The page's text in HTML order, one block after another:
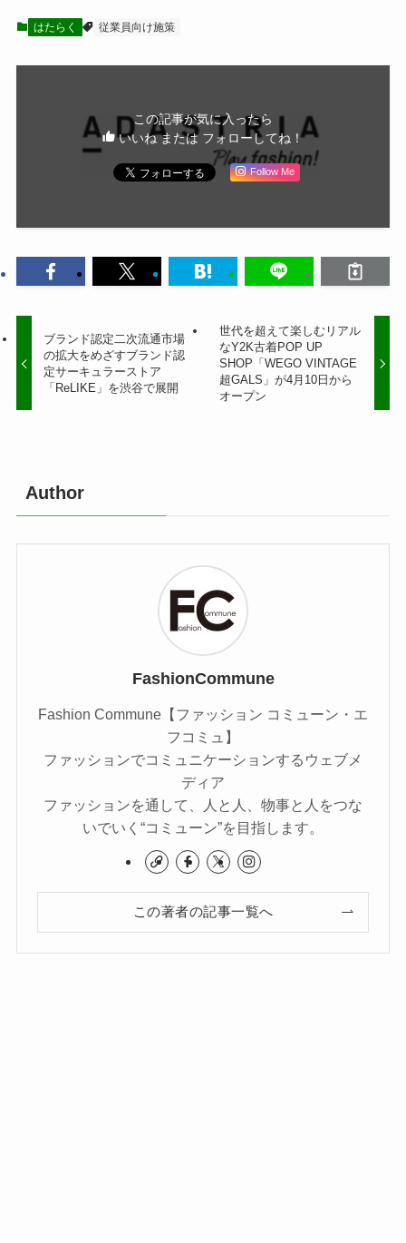
はたらく 従業員向け施策
この記事が気に入ったら
いいね または フォローしてね！
Follow Me
ブランド認定二次流通市場
の拡大をめざすブランド認
定サーキュラーストア
「ReLIKE」を渋谷で展開
世代を超えて楽しむリアル
なY2K古着POP UP
SHOP「WEGO VINTAGE
超GALS」が4月10日から
オープン
Author
FashionCommune
Fashion Commune【ファッション コミューン・エ
フコミュ】
ファッションでコミュニケーションするウェブメ
ディア
ファッションを通して、人と人、物事と人をつな
いでいく“コミューン”を目指します。
この著者の記事一覧へ